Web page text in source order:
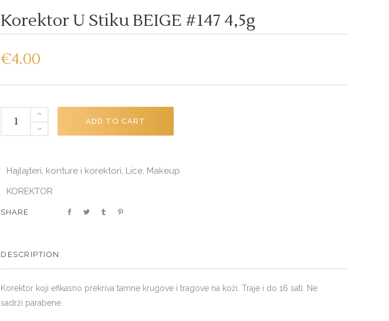
Korektor U Stiku BEIGE #147 4,5g
€4.00
#147
4,5g
ADD TO CART
Hajlajteri, konture i korektori Lice Makeup
KOREKTOR
SHARE
DESCRIPTION
Korektor koji efikasno prekriva tamne krugove i tragove na koži. Traje i do 16 sati. Ne
sadrži parabene.